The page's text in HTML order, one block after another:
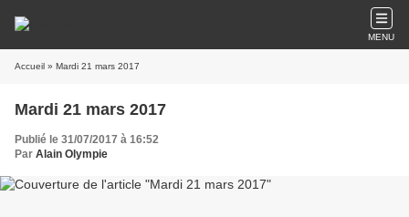
MENU
Accueil » Mardi 21 mars 2017
Mardi 21 mars 2017
Publié le 31/07/2017 à 16:52
Par Alain Olympie